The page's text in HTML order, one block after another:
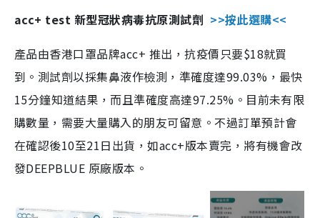
acc+ test 新型冠狀病毒抗原測試劑 >>按此選購<<
產品由香港口罩品牌acc+ 推出，抗疫價只要$18就買
到。測試劑以採集鼻液作檢測，準確度達99.03%，最快
15分鐘知道結果，而且準確度高達97.25%。目前未有限
購數量，需要大量購入的朋友可留意。不過訂單預計會
在確認後10至21日出貨，如acc+版本賣完，將有機會改
發DEEPBLUE 原廠版本。